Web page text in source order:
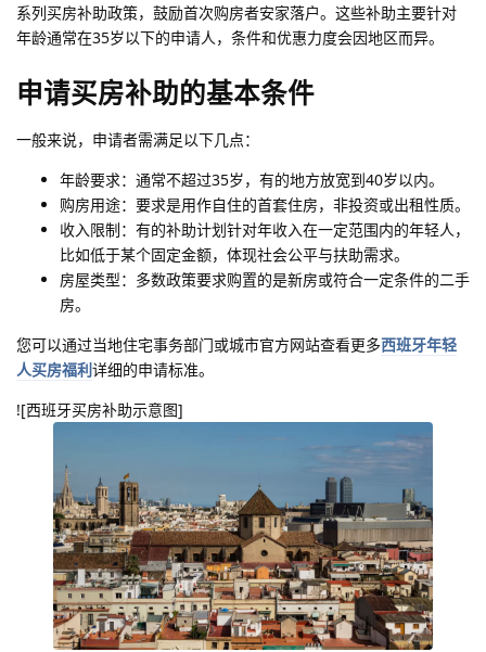
系列买房补助政策，鼓励首次购房者安家落户。这些补助主要针对
年龄通常在35岁以下的申请人，条件和优惠力度会因地区而异。
申请买房补助的基本条件
一般来说，申请者需满足以下几点：
年龄要求：通常不超过35岁，有的地方放宽到40岁以内。
购房用途：要求是用作自住的首套住房，非投资或出租性质。
收入限制：有的补助计划针对年收入在一定范围内的年轻人，
比如低于某个固定金额，体现社会公平与扶助需求。
房屋类型：多数政策要求购置的是新房或符合一定条件的二手
房。
您可以通过当地住宅事务部门或城市官方网站查看更多西班牙年轻
人买房福利 详细的申请标准。
![西班牙买房补助示意图]